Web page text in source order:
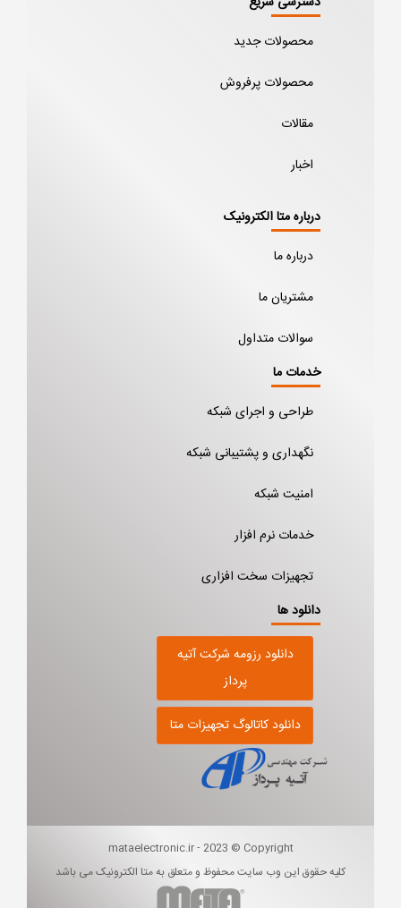
محصولات جدید
محصولات پرفروش
مقالات
اخبار
درباره متا الکترونیک
درباره ما
مشتریان ما
سوالات متداول
خدمات ما
طراحی و اجرای شبکه
نگهداری و پشتیبانی شبکه
امنیت شبکه
خدمات نرم افزار
تجهیزات سخت افزاری
دانلود ها
دانلود رزومه شرکت آتیه
پرداز
دانلود کاتالوگ تجهیزات متا
mataelectronic.ir - 2023 © Copyright
کلیه حقوق این وب سایت محفوظ و متعلق به متا الکترونیک می باشد